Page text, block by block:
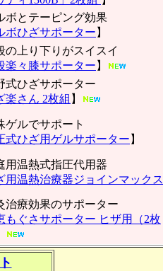
ボとテーピング効果
ボひざサポーター 】
の上り下りがスイスイ
楽々膝サポーター 】
式ひざサポーター
楽さん 2枚組 】
ゲルでサポート
式ひざ用ゲルサポーター 】
用温熱式指圧代用器
用温熱治療器ジョインマックス
治療効果のサポーター
もぐさサポーター ヒザ用（2枚